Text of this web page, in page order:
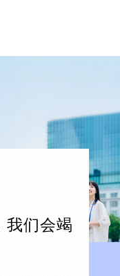
我们会竭